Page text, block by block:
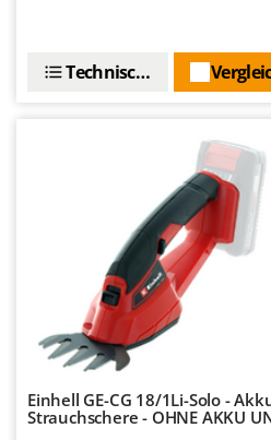
More than chef
New O.M.R.A.
Nilfisk
Ninja
Novatec
Novital
NuAir
Technische Daten
Einhell GE-CG 18/1Li-Solo -
Strauchschere - OHNE AKKU